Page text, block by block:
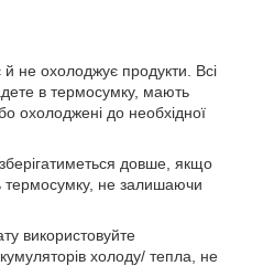
не охолоджує продукти. Всі
в термосумку, мають
охолоджені до необхідної
довше, якщо
термосумку, не залишаючи
використовуйте
холоду/ тепла, не